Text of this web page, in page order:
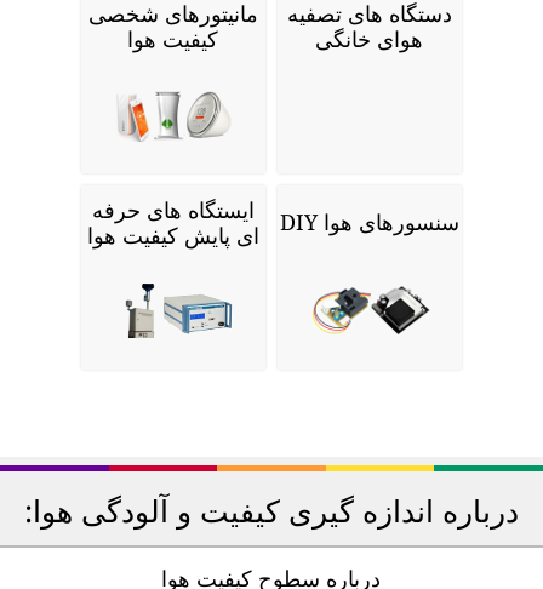
دستگاه های تصفیه
هوای خانگی
مانیتورهای شخصی
کیفیت هوا
سنسورهای هوا DIY
ایستگاه های حرفه
ای پایش کیفیت هوا
درباره اندازه گیری کیفیت و آلودگی هوا:
درباره سطوح کیفیت هوا